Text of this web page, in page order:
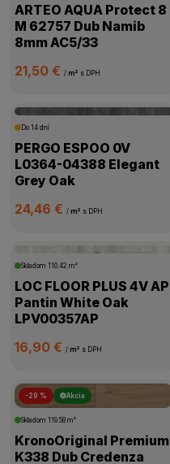
ARTEO AQUA Protect 8
M 62757 Dub Namib
8mm AC5/33
21,50 €/ m² s DPH
Do 14 dní
PERGO ESPOO 0V
L0364-04388 Elegant
Grey Oak
24,46 €/ m² s DPH
Skladom110.42 m²
LOC FLOOR PLUS 4V AP
Pantin White Oak
LPV00357AP
16,90 €/ m² s DPH
-29 % Akcia
Skladom119.58 m²
KronoOriginal Premium
K338 Dub Credenza